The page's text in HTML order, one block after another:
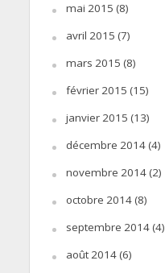
mai 2015 (8)
avril 2015 (7)
mars 2015 (8)
février 2015 (15)
janvier 2015 (13)
décembre 2014(4)
novembre 2014(2)
octobre 2014(8)
septembre 2014(4)
août 2014(6)